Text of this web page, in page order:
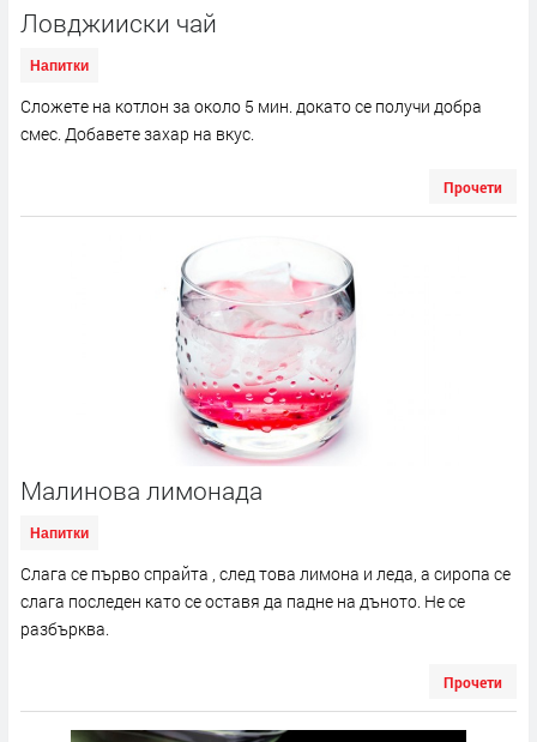
Ловджииски чай
Напитки
Сложете на котлон за около 5 мин. докато се получи добра
смес. Добавете захар на вкус.
Прочети
Малинова лимонада
Напитки
Слага се първо спрайта , след това лимона и леда, а сиропа се
слага последен като се оставя да падне на дъното. Не се
разбърква.
Прочети